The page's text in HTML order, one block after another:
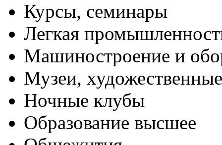
Курсы, семинары
Легкая
Машиностроение и
Музеи,
Ночные клубы
Образование высшее